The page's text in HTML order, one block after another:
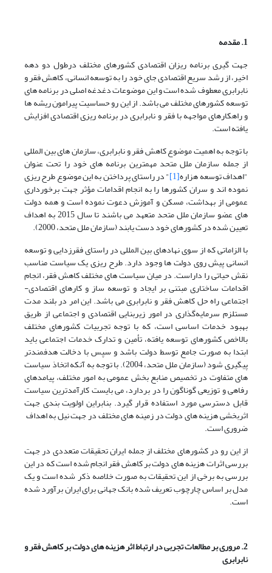
1. مقدمه
جهت گیری برنامه ریزان اقتصادی کشورهای مختلف درطول دو دهه
اخیر، از رشد سریع اقتصادی جای خود را به توسعه انسانی، کاهش فقر و
نابرابری معطوف شده است و این موضوعات دغدغه اصلی در برنامه های
توسعه کشورهای مختلف می باشد. از این رو حساسیت پیرامون ریشه ها
و راهکارهای مواجهه با فقر و نابرابری در برنامه ریزی اقتصادی افزایش
یافته است.
با توجه به اهمیت موضوع کاهش فقر و نابرابری، سازمان های بین المللی
از جمله سازمان ملل متحد مهمترین برنامه های خود را تحت عنوان
"اهداف توسعه هزاره[1] " در راستای پرداختن به این موضوع طرح ریزی
نموده اند و سران کشورها را به انجام اقدامات مؤثر جهت برخورداری
عمومی از بهداشت، مسکن و آموزش دعوت نموده است و همه دولت
های عضو سازمان ملل متحد متعهد می باشند تا سال 2015 به اهداف
تعیین شده در کشورهای خود دست یابند (سازمان ملل متحد، 2000).
با الزاماتی که از سوی نهادهای بین المللی در راستای فقرزدایی و توسعه
انسانی پیش روی دولت ها وجود دارد. طرح ریزی یک سیاست مناسب
نقش حیاتی را داراست. در میان سیاست های مختلف کاهش فقر، انجام
اقدامات ساختاری مبتنی بر ایجاد و توسعه ساز و کارهای اقتصادی-
اجتماعی راه حل کاهش فقر و نابرابری می باشد. این امر در بلند مدت
مستلزم سرمایه‌گذاری در امور زیربنایی اقتصادی و اجتماعی از طریق
بهبود خدمات اساسی است، که با توجه تجربیات کشورهای مختلف
بالاخص کشورهای توسعه یافته، تأمین و تدارک خدمات اجتماعی باید
ابتدا به صورت جامع توسط دولت باشد و سپس با دخالت هدفمندتر
پیگیری شود (سازمان ملل متحد، 2004). با توجه به آنکه اتخاذ سیاست
های متفاوت در تخصیص منابع بخش عمومی به امور مختلف، پیامدهای
رفاهی و توزیعی گوناگون را در بردارد، می بایست کارآمدترین سیاست
قابل دسترسی مورد استفاده قرار گیرد. بنابراین اولویت بندی جهت
اثربخشی هزینه های دولت در زمینه های مختلف در جهت نیل به اهداف
ضروری است.
از این رو در کشورهای مختلف از جمله ایران تحقیقات متعددی در جهت
بررسی اثرات هزینه های دولت بر کاهش فقر انجام شده است که در این
بررسی به برخی از این تحقیقات به صورت خلاصه ذکر شده است و یک
مدل بر اساس چارچوب تعریف شده بانک جهانی برای ایران برآورد شده
است.
2. مروری بر مطالعات تجربی در ارتباط اثر هزینه های دولت بر کاهش فقر و
نابرابری